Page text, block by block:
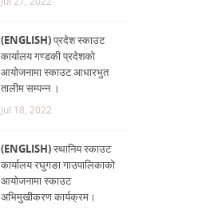
(ENGLISH) प्रदेश स्काउट
कार्यालय गण्डकी प्रदेशको
आयोजनामा स्काउट आधारभुत
तालीम सम्पन्न ।
Jul 18, 2022
(ENGLISH) स्थानिय स्काउट
कार्यालय रघुगङा गाउपालिकाको
आयोजनामा स्काउट
अभिमुखीकरण कार्यक्रम।